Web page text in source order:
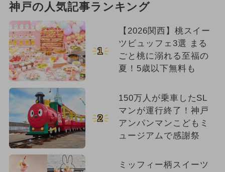
神戸の人気記事ランキング
1
【2026関西】桃スイー
ツビュッフェ3選 まる
ごと桃に溺れる至福の
夏！5歳以下無料も
2
150万人が乗車したSL
マンが運行終了！神戸
アンパンマンこどもミ
ュージアムで感謝祭
ミッフィー柄スイーツ